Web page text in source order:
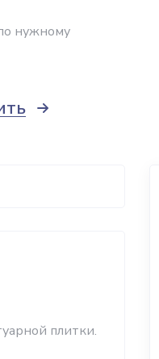
нужному
плитки.